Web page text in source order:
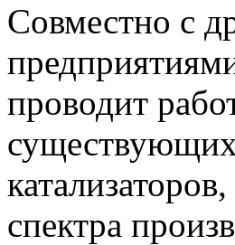
Совместно с
проводит
спектра